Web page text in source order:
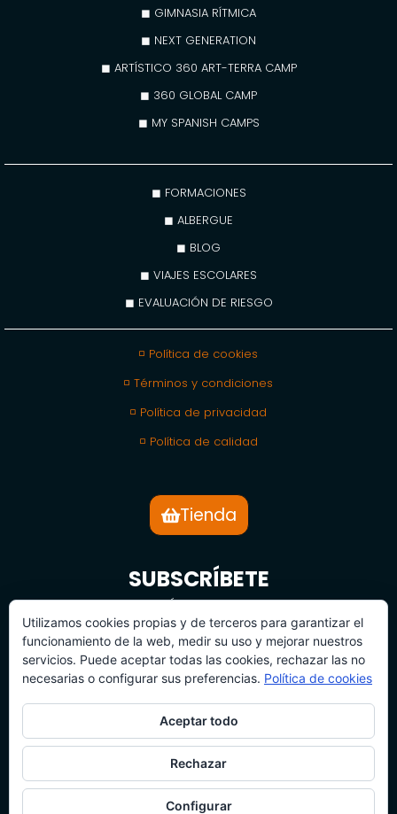
◼ GIMNASIA RÍTMICA
◼ NEXT GENERATION
◼ ARTÍSTICO 360 ART-TERRA CAMP
◼ 360 GLOBAL CAMP
◼ MY SPANISH CAMPS
◼ FORMACIONES
◼ ALBERGUE
◼ BLOG
◼ VIAJES ESCOLARES
◼ EVALUACIÓN DE RIESGO
◽ Política de cookies
◽ Términos y condiciones
◽ Política de privacidad
◽ Política de calidad
Tienda
SUBSCRÍBETE
BOLETÍN DE NOTICIAS
SUBSCRÍBETE
Utilizamos cookies propias y de terceros para garantizar el
funcionamiento de la web, medir su uso y mejorar nuestros
servicios. Puede aceptar todas las cookies, rechazar las no
necesarias o configurar sus preferencias. Política de cookies
Aceptar todo
Rechazar
Configurar